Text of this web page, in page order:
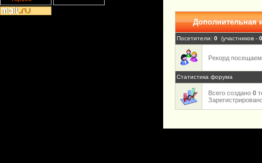
Дополнительная
Посетители: 0 (участников - 0
Рекорд
Статистика форума
Всего создано 0